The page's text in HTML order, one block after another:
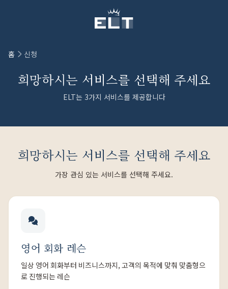
홈 신청
희망하시는 서비스를 선택해 주세요
ELT는 3가지 서비스를 제공합니다
희망하시는 서비스를 선택해 주세요
가장 관심 있는 서비스를 선택해 주세요.
영어 회화 레슨
일상 영어 회화부터 비즈니스까지, 고객의 목적에 맞춰 맞춤형으
로 진행되는 레슨